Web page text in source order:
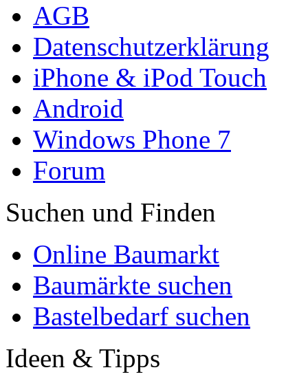
AGB
Datenschutzerklärung
iPhone & iPod Touch
Android
Windows Phone 7
Forum
Suchen und Finden
Online Baumarkt
Baumärkte suchen
Bastelbedarf suchen
Ideen & Tipps